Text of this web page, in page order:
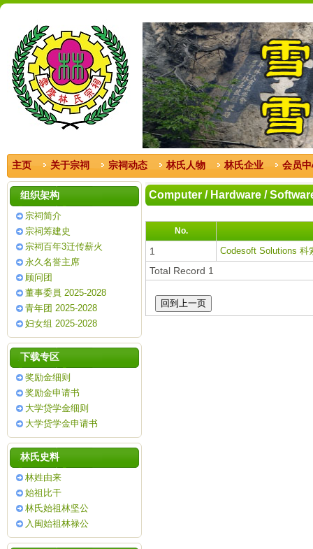
主页 关于宗祠 宗祠动态 林氏人物 林氏企业 会员
组织架构
宗祠简介
宗祠筹建史
宗祠百年3迁传薪火
永久名誉主席
顾问团
董事委員 2025-2028
青年团 2025-2028
妇女组 2025-2028
下载专区
奖励金细则
奖励金申请书
大学贷学金细则
大学贷学金申请书
林氏史料
林姓由来
始祖比干
林氏始祖林坚公
入闽始祖林禄公
Computer / Hardware /
No.
1 Codesoft Solutions 科
Total Record 1